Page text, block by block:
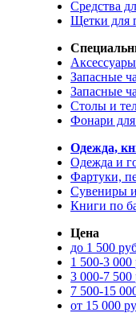
Средства
Щетки для
Запасные
Запасные
Столы и
Фонари
Одежда,
Одежда и
Фартуки,
Сувениры
Книги по
Цена
до 1 500
1 500-3 000
3 000-7 500
7 500-15
от 15 000